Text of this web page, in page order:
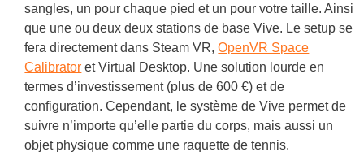
sangles, un pour chaque pied et un pour votre taille. Ainsi
que une ou deux deux stations de base Vive. Le setup se
fera directement dans Steam VR,OpenVR Space
Calibrator et Virtual Desktop. Une solution lourde en
termes d’investissement (plus de 600 €) et de
configuration. Cependant, le système de Vive permet de
suivre n’importe qu’elle partie du corps, mais aussi un
objet physique comme une raquette de tennis.